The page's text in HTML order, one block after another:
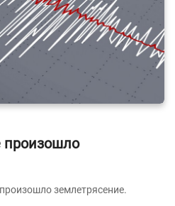
произошло
землетрясение.